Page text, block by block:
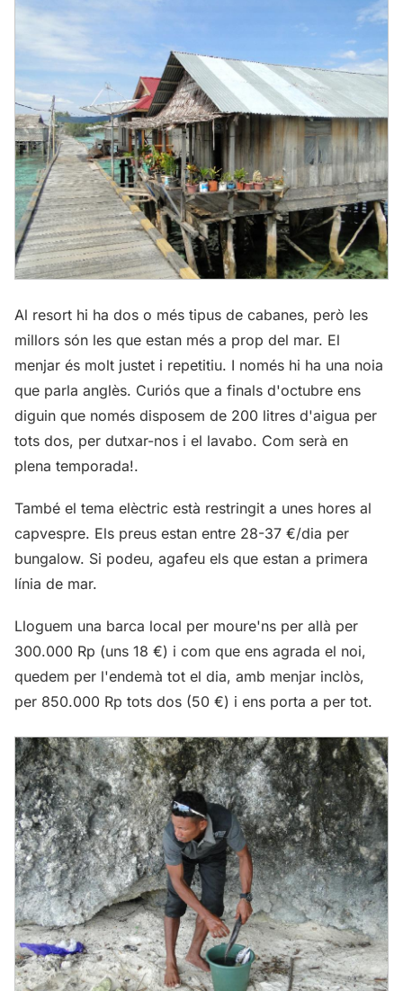
Al resort hi ha dos o més tipus de cabanes, però les
millors són les que estan més a prop del mar. El
menjar és molt justet i repetitiu. I només hi ha una noia
que parla anglès. Curiós que a finals d'octubre ens
diguin que només disposem de 200 litres d'aigua per
tots dos, per dutxar-nos i el lavabo. Com serà en
plena temporada!.
També el tema elèctric està restringit a unes hores al
capvespre. Els preus estan entre 28-37 €/dia per
bungalow. Si podeu, agafeu els que estan a primera
línia de mar.
Lloguem una barca local per moure'ns per allà per
300.000 Rp (uns 18 €) i com que ens agrada el noi,
quedem per l'endemà tot el dia, amb menjar inclòs,
per 850.000 Rp tots dos (50 €) i ens porta a per tot.